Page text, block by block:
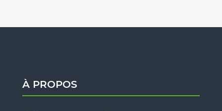
À PROPOS